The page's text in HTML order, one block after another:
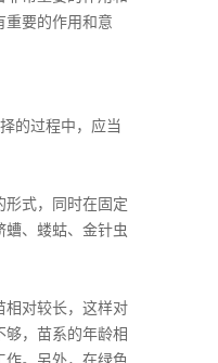
重要的作用和意
的过程中，应当
形式，同时在固定
、蝼蛄、金针虫
相对较长，这样对
，苗系的年龄相